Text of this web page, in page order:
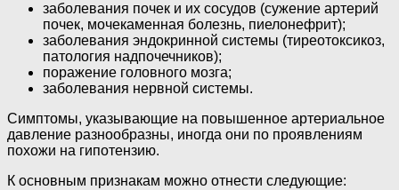
заболевания почек и их сосудов (сужение артерий
почек, мочекаменная болезнь, пиелонефрит);
заболевания эндокринной системы (тиреотоксикоз,
патология надпочечников);
поражение головного мозга;
заболевания нервной системы.
Симптомы, указывающие на повышенное артериальное
давление разнообразны, иногда они по проявлениям
похожи на гипотензию.
К основным признакам можно отнести следующие: